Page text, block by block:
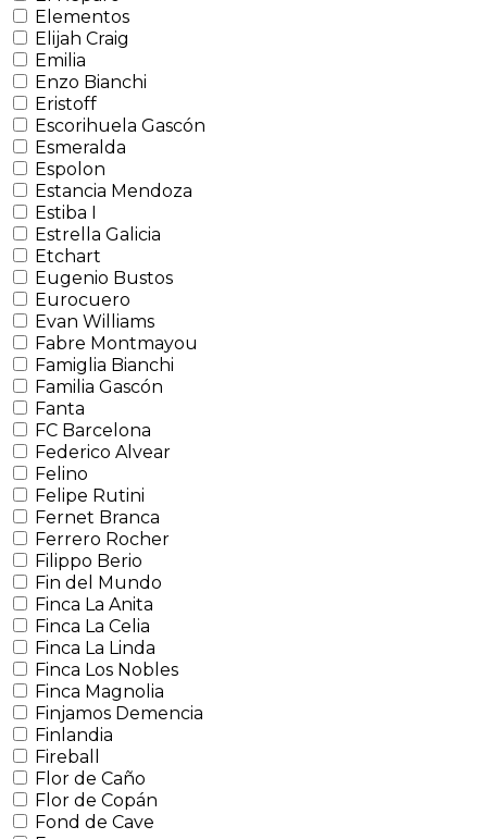
Elementos
Elijah Craig
Emilia
Enzo Bianchi
Eristoff
Escorihuela Gascón
Esmeralda
Espolon
Estancia Mendoza
Estiba I
Estrella Galicia
Etchart
Eugenio Bustos
Eurocuero
Evan Williams
Fabre Montmayou
Famiglia Bianchi
Familia Gascón
Fanta
FC Barcelona
Federico Alvear
Felino
Felipe Rutini
Fernet Branca
Ferrero Rocher
Filippo Berio
Fin del Mundo
Finca La Anita
Finca La Celia
Finca La Linda
Finca Los Nobles
Finca Magnolia
Finjamos Demencia
Finlandia
Fireball
Flor de Caño
Flor de Copán
Fond de Cave